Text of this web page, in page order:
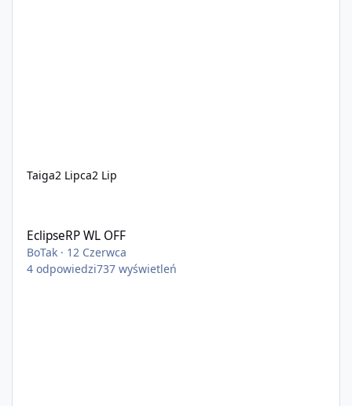
Taiga2 Lipca2 Lip
EclipseRP WL OFF
BoTak · 12 Czerwca
4 odpowiedzi737 wyświetleń